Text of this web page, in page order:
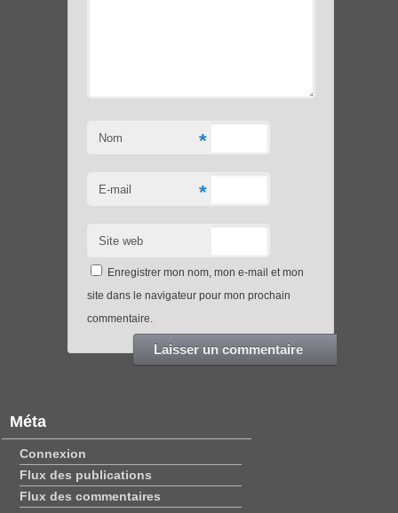
Nom *
E-mail *
Site web
Enregistrer mon nom, mon e-mail et mon
site dans le navigateur pour mon prochain
commentaire.
Méta
Connexion
Flux des publications
Flux des commentaires